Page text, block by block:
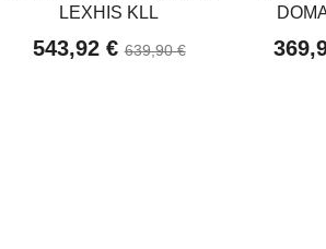
LEXHIS KLL
543,92 €639,90 €